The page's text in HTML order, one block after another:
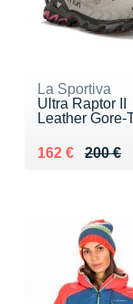
La Sportiva
Ultra Raptor II
Leather Gore-
200 €
Au lieu de 200
162 €
Vendu 162 €